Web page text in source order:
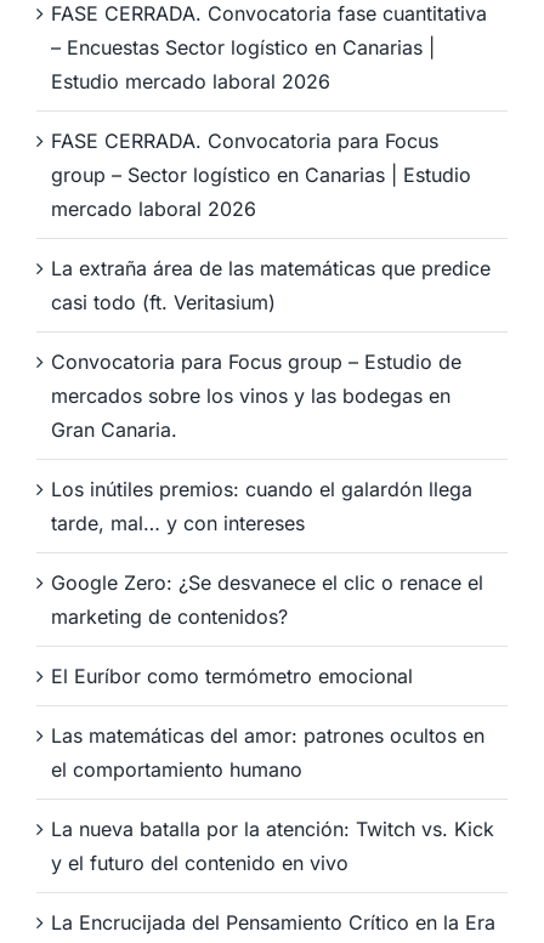
FASE CERRADA. Convocatoria fase cuantitativa
– Encuestas Sector logístico en Canarias |
Estudio mercado laboral 2026
FASE CERRADA. Convocatoria para Focus
group – Sector logístico en Canarias | Estudio
mercado laboral 2026
La extraña área de las matemáticas que predice
casi todo (ft. Veritasium)
Convocatoria para Focus group – Estudio de
mercados sobre los vinos y las bodegas en
Gran Canaria.
Los inútiles premios: cuando el galardón llega
tarde, mal… y con intereses
Google Zero: ¿Se desvanece el clic o renace el
marketing de contenidos?
El Euríbor como termómetro emocional
Las matemáticas del amor: patrones ocultos en
el comportamiento humano
La nueva batalla por la atención: Twitch vs. Kick
y el futuro del contenido en vivo
La Encrucijada del Pensamiento Crítico en la Era